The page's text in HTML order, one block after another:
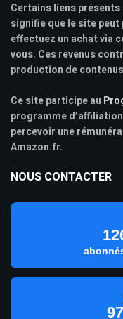
Certains liens
signifie que le site
effectuez un achat via
vous. Ces revenus
production de
Ce site participe au
programme
percevoir une
Amazon.fr.
NOUS CONTACTER